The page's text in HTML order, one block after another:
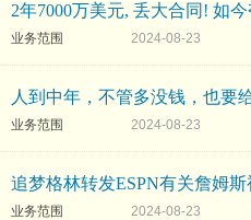
2年7000万美元, 丢大合同! 如
业务范围 2024-08-23
人到中年，不管多没钱，也要
业务范围 2024-08-23
追梦格林转发ESPN有关詹姆
业务范围 2024-08-23